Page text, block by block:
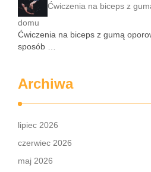
Ćwiczenia na biceps z
domu
Ćwiczenia na biceps z gumą
sposób …
Archiwa
lipiec 2026
czerwiec 2026
maj 2026